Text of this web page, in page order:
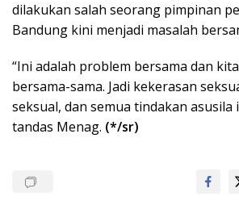
dilakukan salah seorang pimpinan
Bandung kini menjadi masalah
“Ini adalah problem bersama dan
bersama-sama. Jadi kekerasan
seksual, dan semua tindakan asusila
tandas Menag. (*/sr)